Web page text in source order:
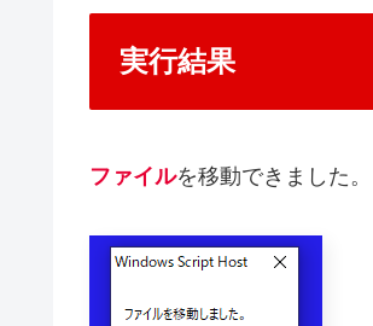
実行結果
ファイルを移動できました。